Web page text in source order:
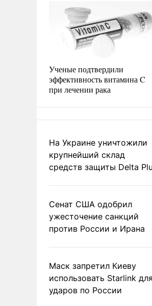
Ученые подтвердили
эффективность витамина C
при лечении рака
На Украине уничтожили
крупнейший склад
средств защиты Delta
Сенат США одобрил
ужесточение санкций
против России и Ирана
Маск запретил Киеву
использовать Starlink для
ударов по России